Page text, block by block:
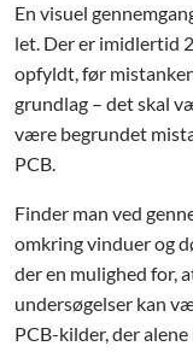
En visuel
let. Der er imidlertid
opfyldt, før
grundlag – det skal
være begrundet
PCB.
Finder man ved
omkring vinduer og
der en mulighed for,
undersøgelser kan
PCB-kilder, der